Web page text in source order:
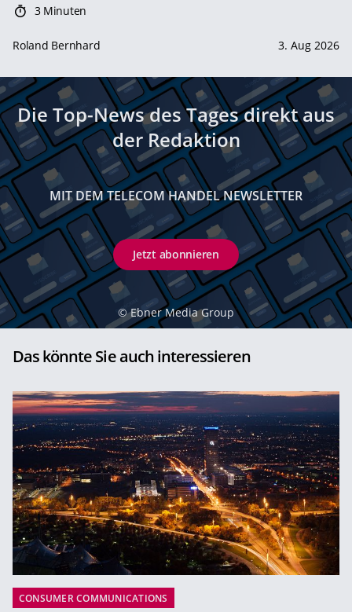
3 Minuten
Roland Bernhard 3. Aug 2026
Die Top-News des Tages direkt aus
der Redaktion
MIT DEM TELECOM HANDEL NEWSLETTER
Jetzt abonnieren
© Ebner Media Group
Das könnte Sie auch interessieren
CONSUMER COMMUNICATIONS